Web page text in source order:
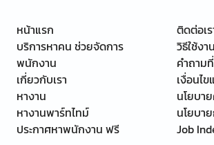
หน้าแรก
บริการหาคน ช่วยจัดการ
พนักงาน
เกี่ยวกับเรา
หางาน
หางานพาร์ทไทม์
ประกาศหาพนักงาน ฟรี
ติดต่อเร
วิธีใช้งาน
คำถาม
เงื่อนไ
นโยบา
นโยบา
Job